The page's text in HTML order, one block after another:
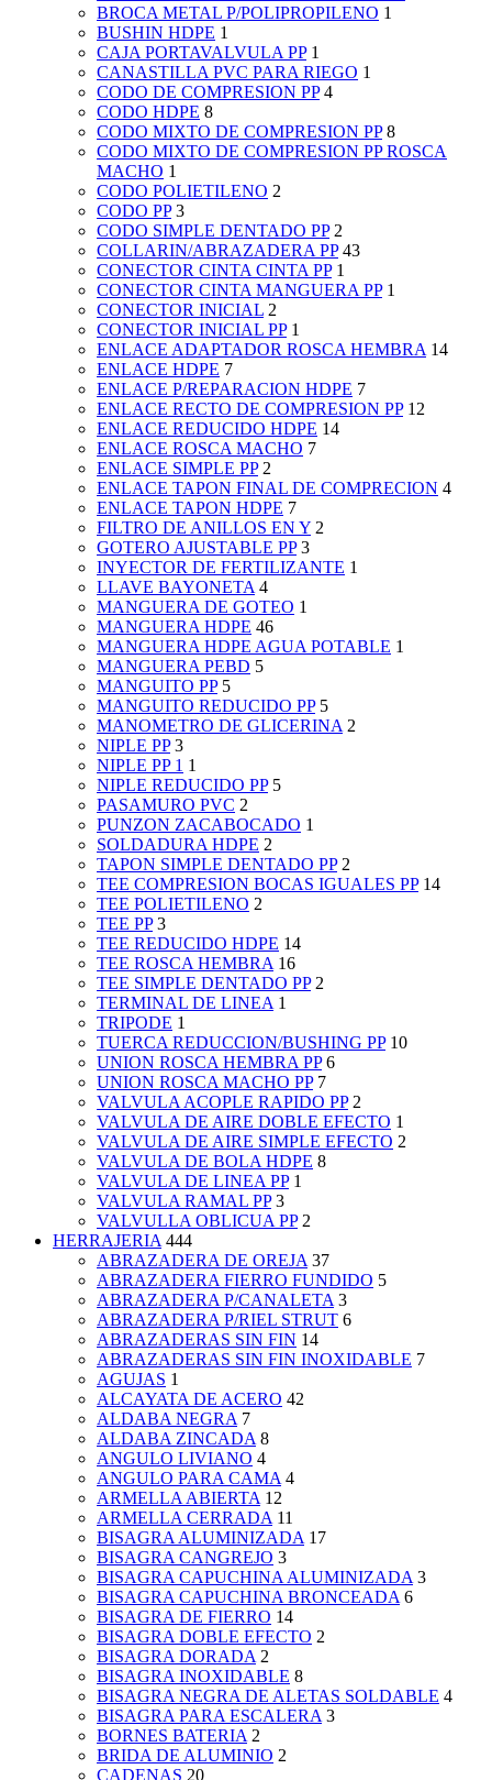
BROCA METAL P/POLIPROPILENO 1
BUSHIN HDPE 1
CAJA PORTAVALVULA PP 1
CANASTILLA PVC PARA RIEGO 1
CODO DE COMPRESION PP 4
CODO HDPE 8
CODO MIXTO DE COMPRESION PP 8
CODO MIXTO DE COMPRESION PP ROSCA
MACHO 1
CODO POLIETILENO 2
CODO PP 3
CODO SIMPLE DENTADO PP 2
COLLARIN/ABRAZADERA PP 43
CONECTOR CINTA CINTA PP 1
CONECTOR CINTA MANGUERA PP 1
CONECTOR INICIAL 2
CONECTOR INICIAL PP 1
ENLACE ADAPTADOR ROSCA HEMBRA 14
ENLACE HDPE 7
ENLACE P/REPARACION HDPE 7
ENLACE RECTO DE COMPRESION PP 12
ENLACE REDUCIDO HDPE 14
ENLACE ROSCA MACHO 7
ENLACE SIMPLE PP 2
ENLACE TAPON FINAL DE COMPRECION 4
ENLACE TAPON HDPE 7
FILTRO DE ANILLOS EN Y 2
GOTERO AJUSTABLE PP 3
INYECTOR DE FERTILIZANTE 1
LLAVE BAYONETA 4
MANGUERA DE GOTEO 1
MANGUERA HDPE 46
MANGUERA HDPE AGUA POTABLE 1
MANGUERA PEBD 5
MANGUITO PP 5
MANGUITO REDUCIDO PP 5
MANOMETRO DE GLICERINA 2
NIPLE PP 3
NIPLE PP 1 1
NIPLE REDUCIDO PP 5
PASAMURO PVC 2
PUNZON ZACABOCADO 1
SOLDADURA HDPE 2
TAPON SIMPLE DENTADO PP 2
TEE COMPRESION BOCAS IGUALES PP 14
TEE POLIETILENO 2
TEE PP 3
TEE REDUCIDO HDPE 14
TEE ROSCA HEMBRA 16
TEE SIMPLE DENTADO PP 2
TERMINAL DE LINEA 1
TRIPODE 1
TUERCA REDUCCION/BUSHING PP 10
UNION ROSCA HEMBRA PP 6
UNION ROSCA MACHO PP 7
VALVULA ACOPLE RAPIDO PP 2
VALVULA DE AIRE DOBLE EFECTO 1
VALVULA DE AIRE SIMPLE EFECTO 2
VALVULA DE BOLA HDPE 8
VALVULA DE LINEA PP 1
VALVULA RAMAL PP 3
VALVULLA OBLICUA PP 2
HERRAJERIA 444
ABRAZADERA DE OREJA 37
ABRAZADERA FIERRO FUNDIDO 5
ABRAZADERA P/CANALETA 3
ABRAZADERA P/RIEL STRUT 6
ABRAZADERAS SIN FIN 14
ABRAZADERAS SIN FIN INOXIDABLE 7
AGUJAS 1
ALCAYATA DE ACERO 42
ALDABA NEGRA 7
ALDABA ZINCADA 8
ANGULO LIVIANO 4
ANGULO PARA CAMA 4
ARMELLA ABIERTA 12
ARMELLA CERRADA 11
BISAGRA ALUMINIZADA 17
BISAGRA CANGREJO 3
BISAGRA CAPUCHINA ALUMINIZADA 3
BISAGRA CAPUCHINA BRONCEADA 6
BISAGRA DE FIERRO 14
BISAGRA DOBLE EFECTO 2
BISAGRA DORADA 2
BISAGRA INOXIDABLE 8
BISAGRA NEGRA DE ALETAS SOLDABLE 4
BISAGRA PARA ESCALERA 3
BORNES BATERIA 2
BRIDA DE ALUMINIO 2
CADENAS 20